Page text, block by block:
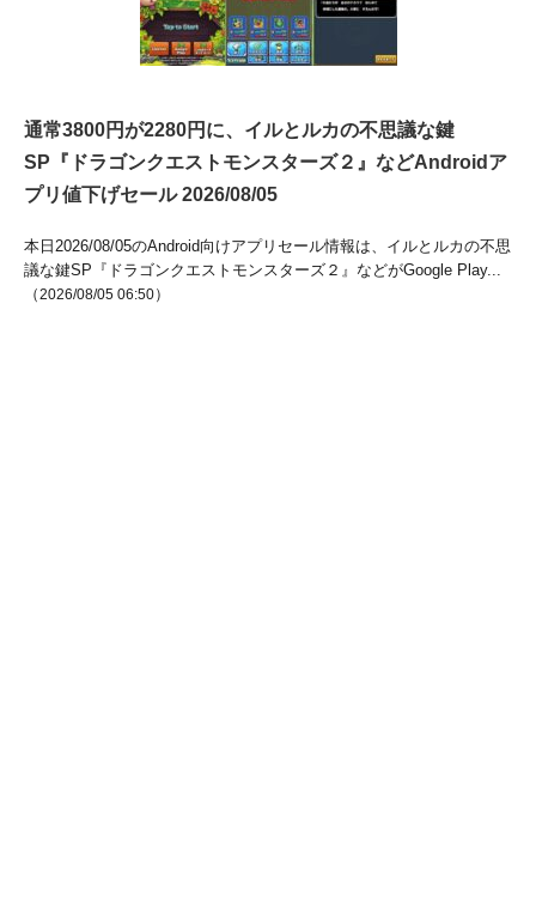
通常3800円が2280円に、イルとルカの不思議な鍵
SP『ドラゴンクエストモンスターズ２』などAndroidア
プリ値下げセール 2026/08/05
本日2026/08/05のAndroid向けアプリセール情報は、イルとルカの不思
議な鍵SP『ドラゴンクエストモンスターズ２』などがGoogle Play...
（2026/08/05 06:50）